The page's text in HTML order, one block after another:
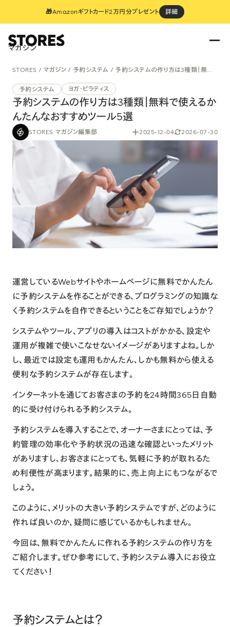
🎁Amazonギフトカード2万円分プレゼント 詳細
マガジン
STORES マガジン 予約システム 予約システムの作り方は3種類｜無料で使えるかんたんなおすすめツール5選
予約システム ヨガ・ピラティス
予約システムの作り方は3種類｜無料で使えるか
んたんなおすすめツール5選
STORES マガジン編集部 2025-12-04 2026-07-30
運営しているWebサイトやホームページに無料でかんたん
に予約システムを作ることができる、プログラミングの知識な
く予約システムを自作できるということをご存知でしょうか？
システムやツール、アプリの導入はコストがかかる、設定や
運用が複雑で使いこなせないイメージがありますよね。しか
し、最近では設定も運用もかんたん、しかも無料から使える
便利な予約システムが存在します。
インターネットを通じてお客さまの予約を24時間365日自動
的に受け付けられる予約システム。
予約システムを導入することで、オーナーさまにとっては、予
約管理の効率化や予約状況の迅速な確認といったメリット
がありますし、お客さまにとっても、気軽に予約が取れるた
め利便性が高まります。結果的に、売上向上にもつながるで
しょう。
このように、メリットの大きい予約システムですが、どのように
作れば良いのか、疑問に感じているかもしれません。
今回は、無料でかんたんに作れる予約システムの作り方を
ご紹介します。ぜひ参考にして、予約システム導入にお役立
てください！
予約システムとは？